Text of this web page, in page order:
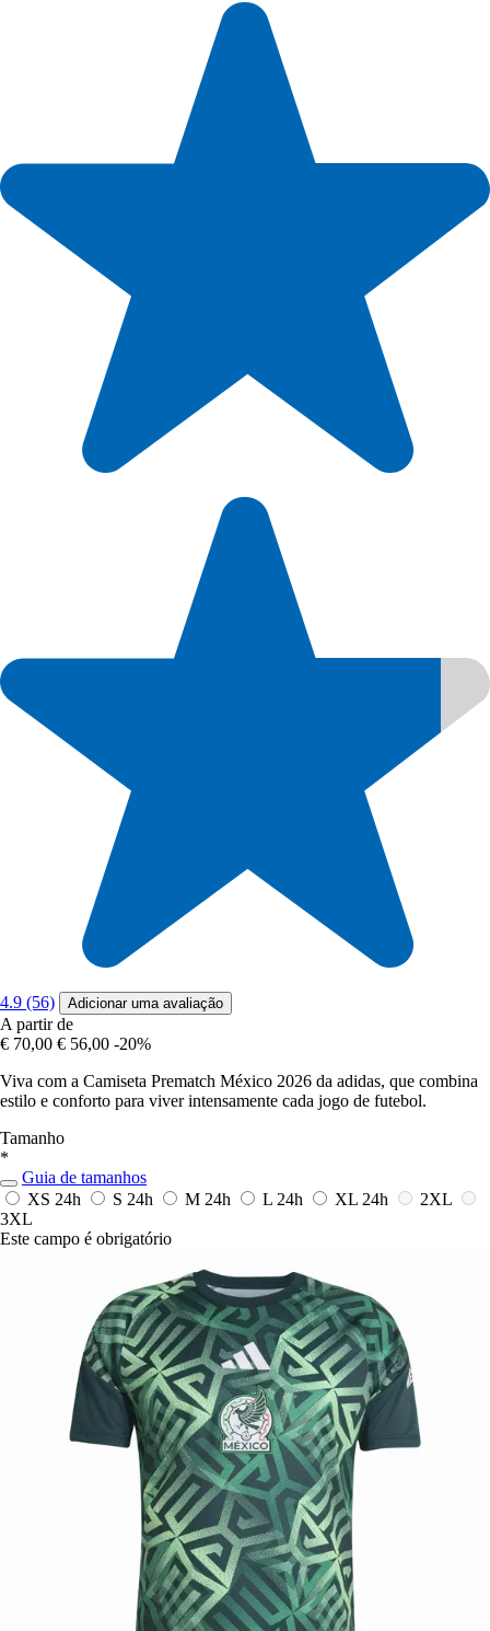
4.9 (56) Adicionar uma avaliação
A partir de
€ 70,00 € 56,00 -20%
Viva com a Camiseta Prematch México 2026 da adidas, que combina
estilo e conforto para viver intensamente cada jogo de futebol.
Tamanho
*
Guia de tamanhos
XS 24h S 24h M 24h L 24h XL 24h
2XL
3XL
Este campo é obrigatório